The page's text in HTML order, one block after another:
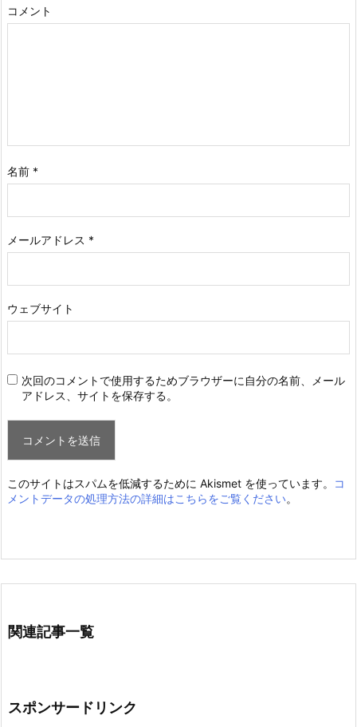
コメント
名前 *
メールアドレス *
ウェブサイト
次回のコメントで使用するためブラウザーに自分の名前、メール
アドレス、サイトを保存する。
このサイトはスパムを低減するために Akismet を使っています。
コ
メントデータの処理方法の詳細はこちらをご覧ください。
関連記事一覧
スポンサードリンク